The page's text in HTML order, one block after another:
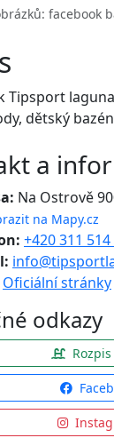
facebook
Tipsport
dětský
a
Na Ostrově
na Mapy.cz
+420 311 514
Oficiální stránky
odkazy